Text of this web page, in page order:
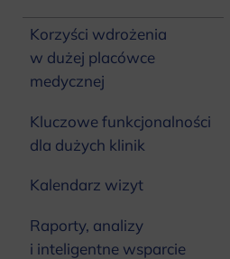
Korzyści wdrożenia
w dużej placówce
medycznej
Kluczowe funkcjonalności
dla dużych klinik
Kalendarz wizyt
Raporty, analizy
i inteligentne wsparcie